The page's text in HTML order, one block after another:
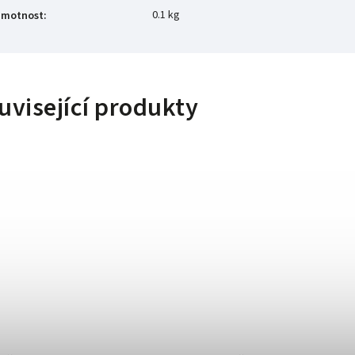
: 0.1 kg
produkty